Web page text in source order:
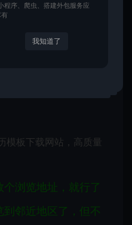
版、矢量素材、3D
挺丰富的。
浏览地址，就行了
邻近地区了，但不
程序、爬虫、搭建外包服务应
我知道了